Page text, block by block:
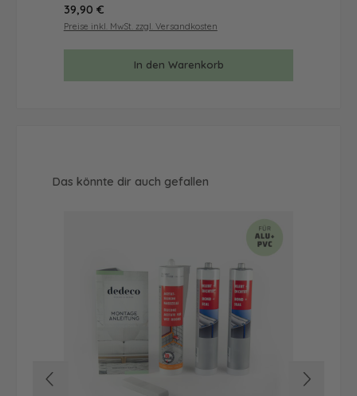
Regulärer Preis:
39,90 €
Preise inkl. MwSt. zzgl. Versandkosten
In den Warenkorb
Produktgalerie überspringen
Das könnte dir auch gefallen